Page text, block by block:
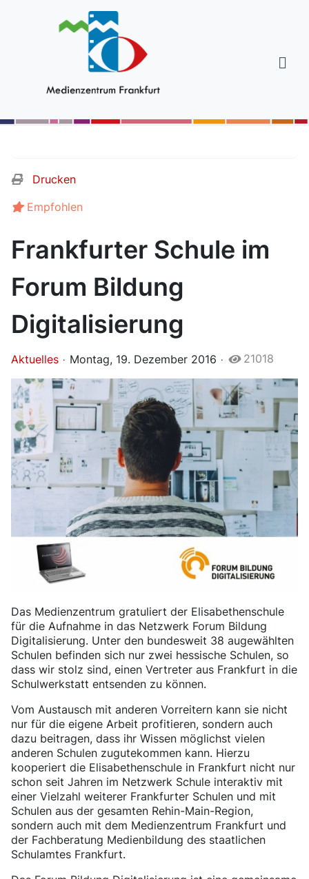
Drucken
Empfohlen
Frankfurter Schule im
Forum Bildung
Digitalisierung
Aktuelles Montag, 19. Dezember 2016 21018
Das Medienzentrum gratuliert der Elisabethenschule
für die Aufnahme in das Netzwerk Forum Bildung
Digitalisierung. Unter den bundesweit 38 augewählten
Schulen befinden sich nur zwei hessische Schulen, so
dass wir stolz sind, einen Vertreter aus Frankfurt in die
Schulwerkstatt entsenden zu können.
Vom Austausch mit anderen Vorreitern kann sie nicht
nur für die eigene Arbeit profitieren, sondern auch
dazu beitragen, dass ihr Wissen möglichst vielen
anderen Schulen zugutekommen kann. Hierzu
kooperiert die Elisabethenschule in Frankfurt nicht nur
schon seit Jahren im Netzwerk Schule interaktiv mit
einer Vielzahl weiterer Frankfurter Schulen und mit
Schulen aus der gesamten Rehin-Main-Region,
sondern auch mit dem Medienzentrum Frankfurt und
der Fachberatung Medienbildung des staatlichen
Schulamtes Frankfurt.